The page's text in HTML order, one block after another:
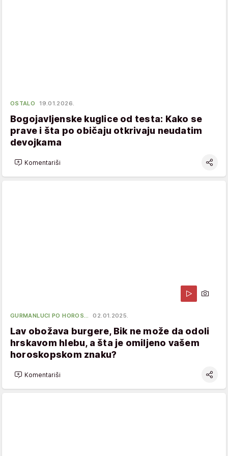
OSTALO 19.01.2026.
Bogojavljenske kuglice od testa: Kako se
prave i šta po običaju otkrivaju neudatim
devojkama
Komentariši
GURMANLUCI PO HOROS… 02.01.2025.
Lav obožava burgere, Bik ne može da odoli
hrskavom hlebu, a šta je omiljeno vašem
horoskopskom znaku?
Komentariši